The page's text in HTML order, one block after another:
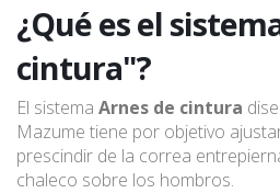
¿Qué es el
cintura"?
El sistema Arnes de cintura
Mazume tiene por objetivo
prescindir de la correa
chaleco sobre los hombros.